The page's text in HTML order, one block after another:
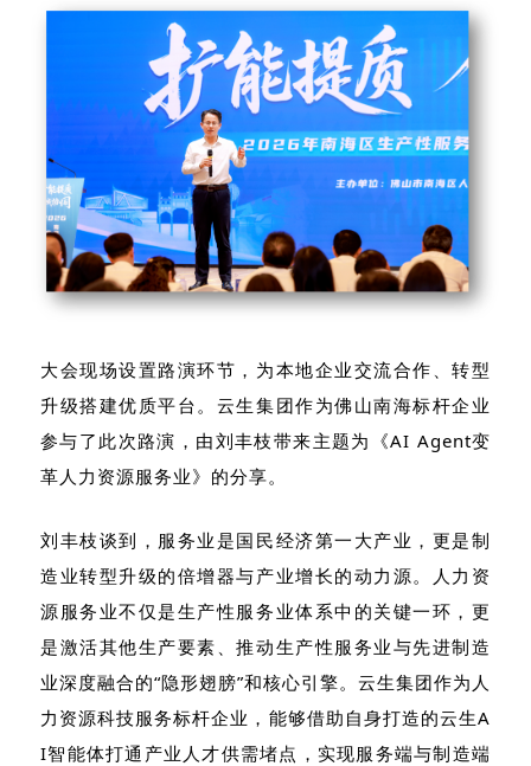
大会现场设置路演环节，为本地企业交流合作、转型
升级搭建优质平台。云生集团作为佛山南海标杆企业
参与了此次路演，由刘丰枝带来主题为《AI Agent变
革人力资源服务业》的分享。
刘丰枝谈到，服务业是国民经济第一大产业，更是制
造业转型升级的倍增器与产业增长的动力源。人力资
源服务业不仅是生产性服务业体系中的关键一环，更
是激活其他生产要素、推动生产性服务业与先进制造
业深度融合的“隐形翅膀”和核心引擎。云生集团作为人
力资源科技服务标杆企业，能够借助自身打造的云生A
I智能体打通产业人才供需堵点，实现服务端与制造端